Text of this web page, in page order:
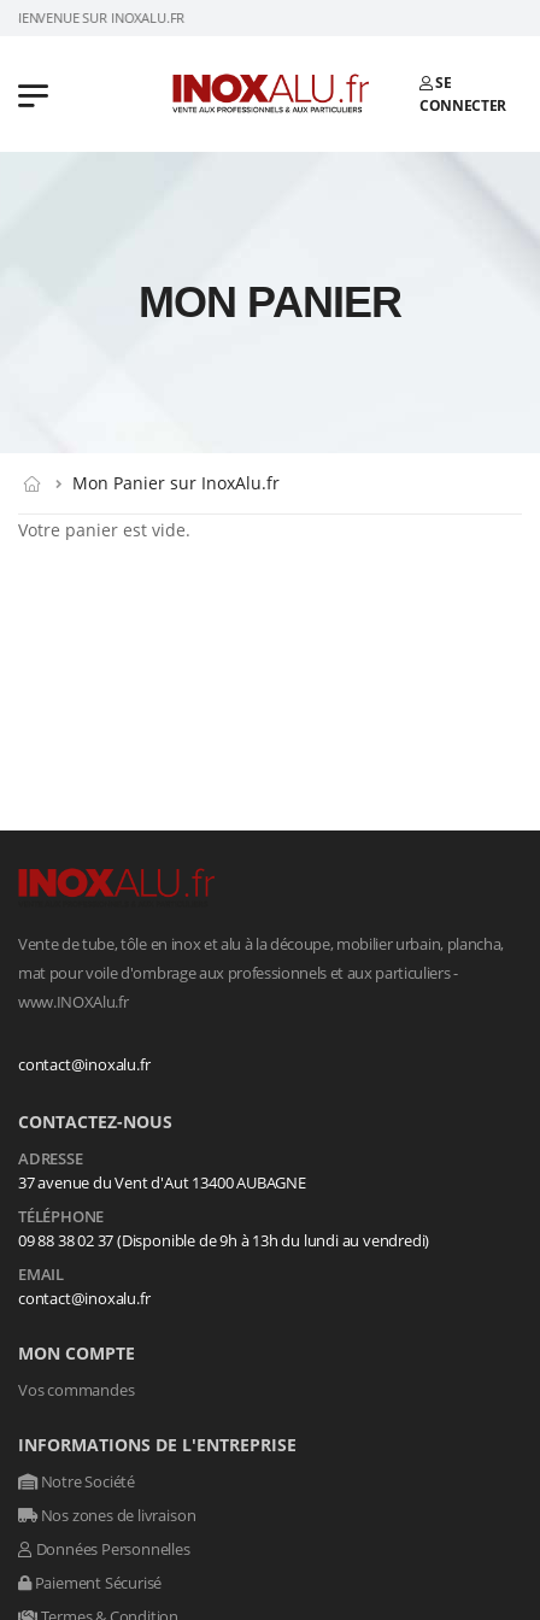
BIENVENUE SUR INOXALU.FR
SE
CONNECTER
MON PANIER
Mon Panier sur InoxAlu.fr
Votre panier est vide.
Vente de tube, tôle en inox et alu à la découpe, mobilier urbain, plancha,
mat pour voile d'ombrage aux professionnels et aux particuliers -
www.INOXAlu.fr
contact@inoxalu.fr
CONTACTEZ-NOUS
ADRESSE
37 avenue du Vent d'Aut 13400 AUBAGNE
TÉLÉPHONE
09 88 38 02 37 (Disponible de 9h à 13h du lundi au vendredi)
EMAIL
contact@inoxalu.fr
MON COMPTE
Vos commandes
INFORMATIONS DE L'ENTREPRISE
Notre Société
Nos zones de livraison
Données Personnelles
Paiement Sécurisé